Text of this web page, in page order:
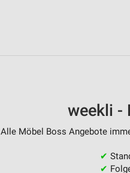
weekli -
Alle Möbel Boss Angebote
✔
✔